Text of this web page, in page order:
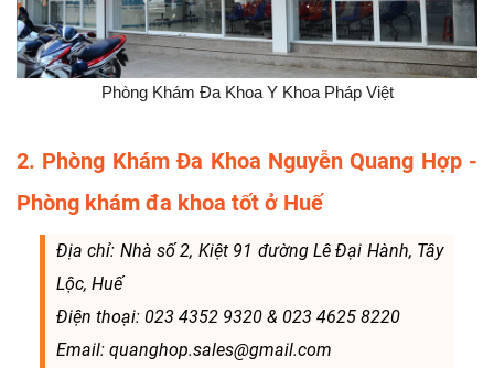
Phòng Khám Đa Khoa Y Khoa Pháp Việt
2. Phòng Khám Đa Khoa Nguyễn Quang Hợp -
Phòng khám đa khoa tốt ở Huế
Địa chỉ: Nhà số 2, Kiệt 91 đường Lê Đại Hành, Tây
Lộc, Huế
Điện thoại: 023 4352 9320 & 023 4625 8220
Email: quanghop.sales@gmail.com